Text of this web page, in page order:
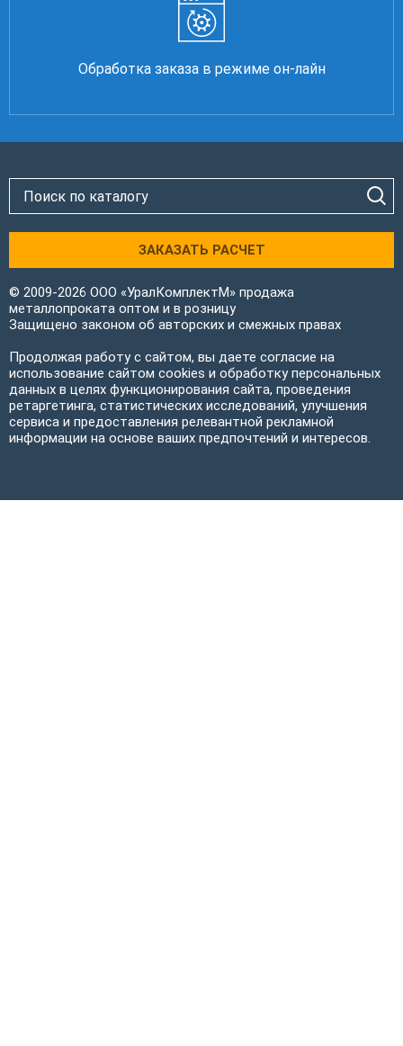
Обработка заказа в режиме он-лайн
ЗАКАЗАТЬ РАСЧЕТ
© 2009-2026 ООО «УралКомплектМ» продажа
металлопроката оптом и в розницу
Защищено законом об авторских и смежных правах
Продолжая работу с сайтом, вы даете согласие на
использование сайтом cookies и обработку персональных
данных в целях функционирования сайта, проведения
ретаргетинга, статистических исследований, улучшения
сервиса и предоставления релевантной рекламной
информации на основе ваших предпочтений и интересов.